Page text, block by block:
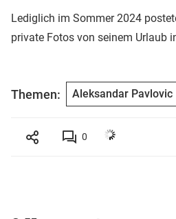
Lediglich im Sommer 2024
private Fotos von seinem Urlaub
Themen: Aleksandar Pavlovic
0